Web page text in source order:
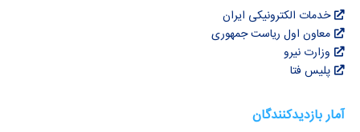
خدمات الکترونیکی ایران
معاون اول ریاست جمهوری
وزارت نیرو
پلیس فتا
آمار بازدیدکنندگان